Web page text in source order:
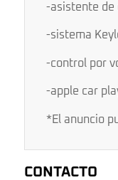
-asistente de
-sistema
-control por
-apple car
*El anuncio
CONTACTO